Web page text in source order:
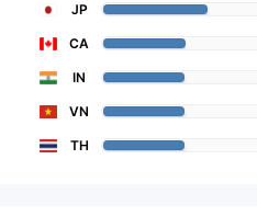
JP
CA
IN
VN
TH